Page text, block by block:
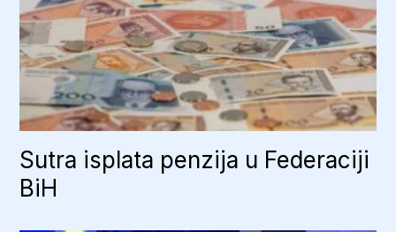
Sutra isplata penzija u Federaciji
BiH